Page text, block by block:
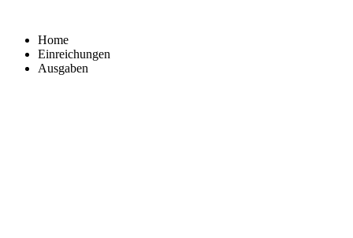
springenHome
Einreichungen
Ausgaben